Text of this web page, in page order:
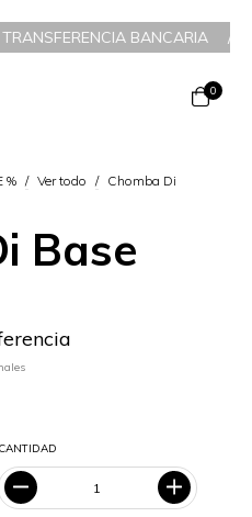
/6 CUOTAS SIN
0
% / Ver todo / Chomba Di
Base
CANTIDAD